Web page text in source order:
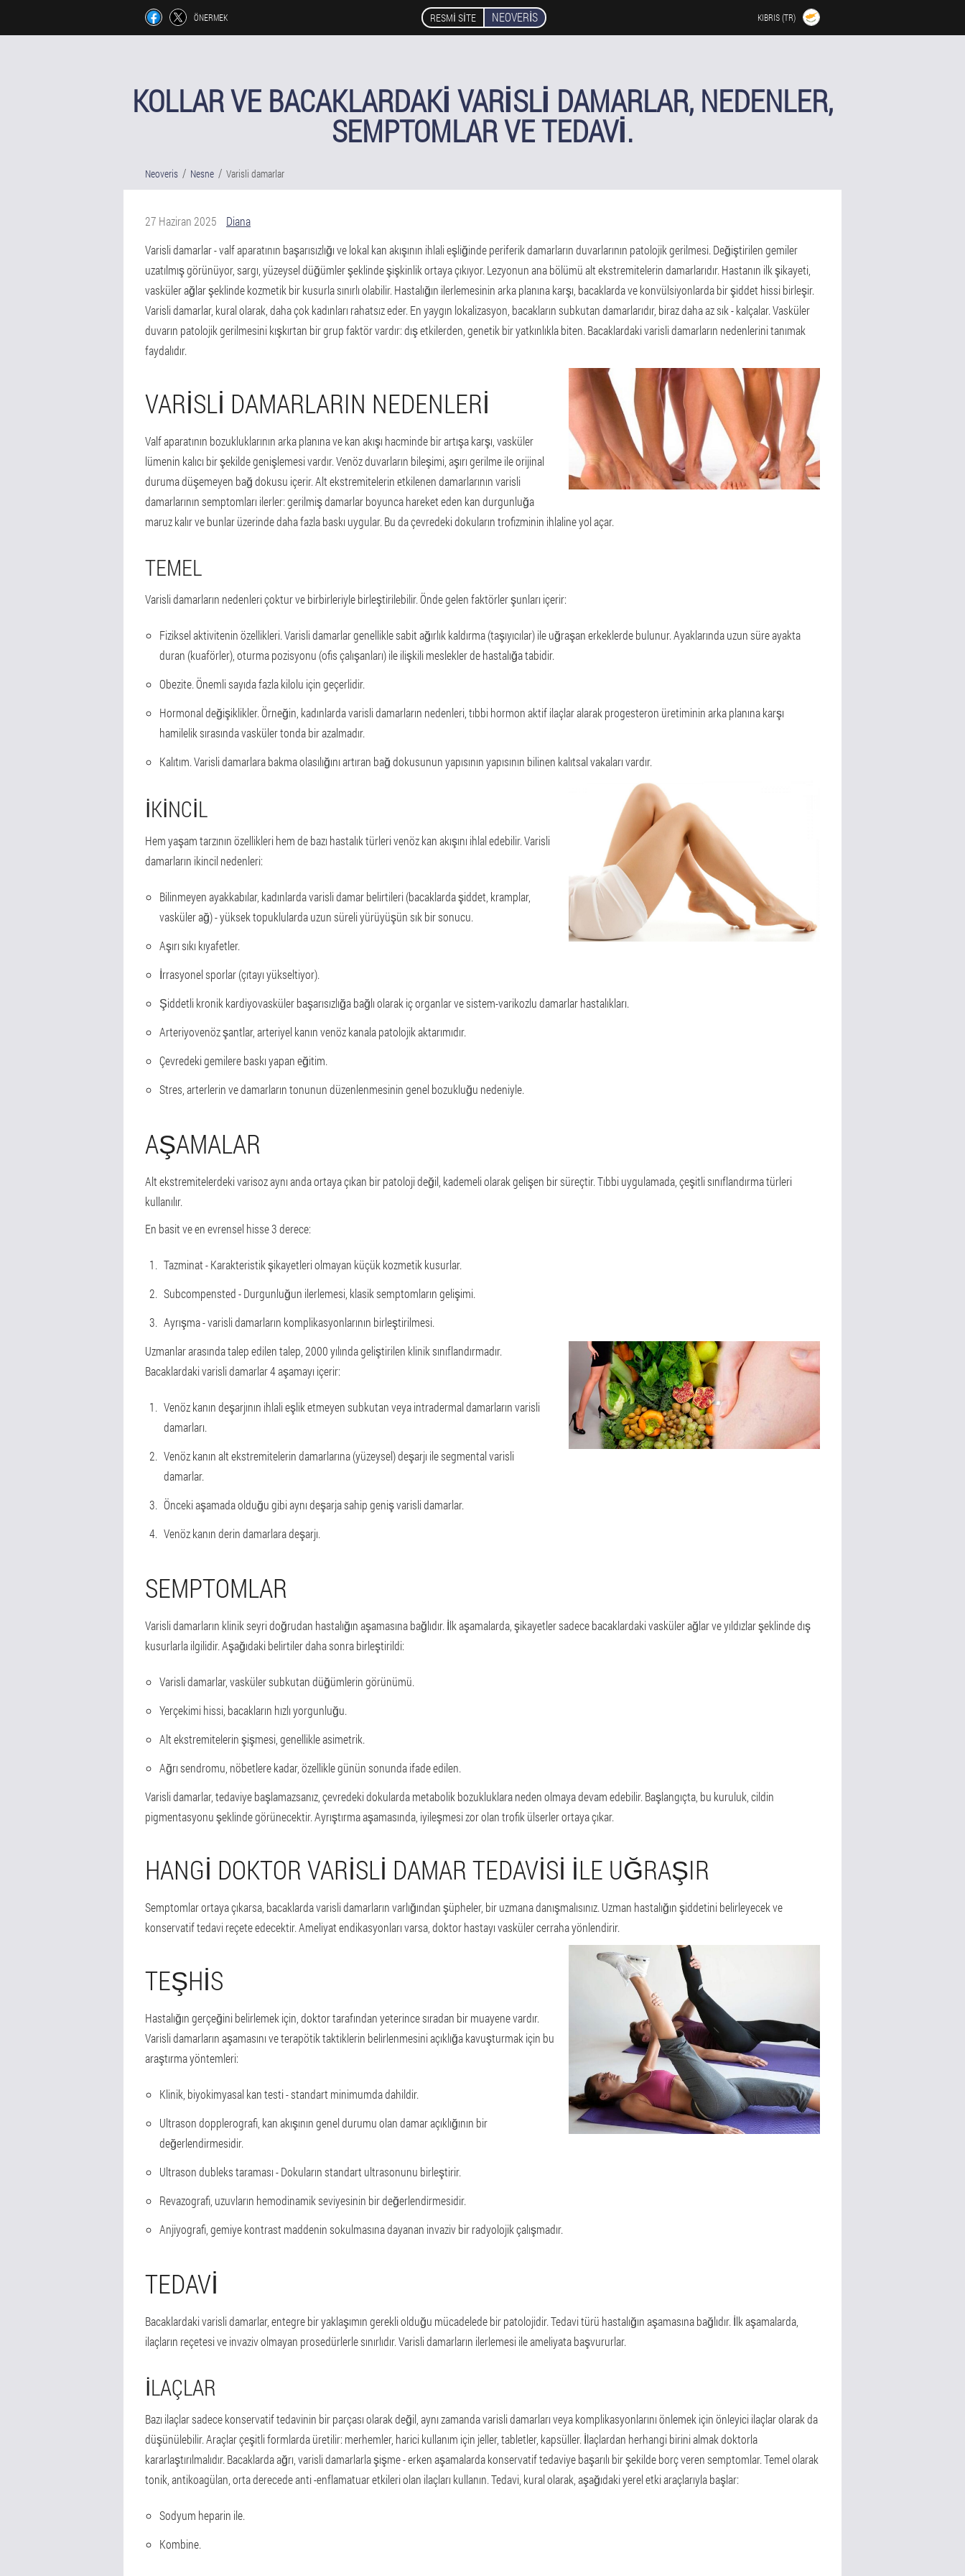
ÖNERMEK RESMI SITE NEOVERIS KIBRIS (TR)
KOLLAR VE BACAKLARDAKI VARISLI DAMARLAR, NEDENLER,
SEMPTOMLAR VE TEDAVI.
Neoveris Nesne Varisli damarlar
27 Haziran 2025
Diana
Varisli damarlar - valf aparatının başarısızlığı ve lokal kan akışının ihlali eşliğinde periferik damarların duvarlarının patolojik gerilmesi. Değiştirilen gemiler
uzatılmış görünüyor, sargı, yüzeysel düğümler şeklinde şişkinlik ortaya çıkıyor. Lezyonun ana bölümü alt ekstremitelerin damarlarıdır. Hastanın ilk şikayeti,
vasküler ağlar şeklinde kozmetik bir kusurla sınırlı olabilir. Hastalığın ilerlemesinin arka planına karşı, bacaklarda ve konvülsiyonlarda bir şiddet hissi birleşir.
Varisli damarlar, kural olarak, daha çok kadınları rahatsız eder. En yaygın lokalizasyon, bacakların subkutan damarlarıdır, biraz daha az sık - kalçalar. Vasküler
duvarın patolojik gerilmesini kışkırtan bir grup faktör vardır: dış etkilerden, genetik bir yatkınlıkla biten. Bacaklardaki varisli damarların nedenlerini tanımak
faydalıdır.
VARISLI DAMARLARIN NEDENLERI
Valf aparatının bozukluklarının arka planına ve kan akışı hacminde bir artışa karşı, vasküler
lümenin kalıcı bir şekilde genişlemesi vardır. Venöz duvarların bileşimi, aşırı gerilme ile orijinal
duruma düşemeyen bağ dokusu içerir. Alt ekstremitelerin etkilenen damarlarının varisli
damarlarının semptomları ilerler: gerilmiş damarlar boyunca hareket eden kan durgunluğa
maruz kalır ve bunlar üzerinde daha fazla baskı uygular. Bu da çevredeki dokuların trofizminin ihlaline yol açar.
TEMEL
Varisli damarların nedenleri çoktur ve birbirleriyle birleştirilebilir. Önde gelen faktörler şunları içerir:
Fiziksel aktivitenin özellikleri. Varisli damarlar genellikle sabit ağırlık kaldırma (taşıyıcılar) ile uğraşan erkeklerde bulunur. Ayaklarında uzun süre ayakta
duran (kuaförler), oturma pozisyonu (ofis çalışanları) ile ilişkili meslekler de hastalığa tabidir.
Obezite. Önemli sayıda fazla kilolu için geçerlidir.
Hormonal değişiklikler. Örneğin, kadınlarda varisli damarların nedenleri, tıbbi hormon aktif ilaçlar alarak progesteron üretiminin arka planına karşı
hamilelik sırasında vasküler tonda bir azalmadır.
Kalıtım. Varisli damarlara bakma olasılığını artıran bağ dokusunun yapısının yapısının bilinen kalıtsal vakaları vardır.
İKINCIL
Hem yaşam tarzının özellikleri hem de bazı hastalık türleri venöz kan akışını ihlal edebilir. Varisli
damarların ikincil nedenleri:
Bilinmeyen ayakkabılar, kadınlarda varisli damar belirtileri (bacaklarda şiddet, kramplar,
vasküler ağ) - yüksek topuklularda uzun süreli yürüyüşün sık bir sonucu.
Aşırı sıkı kıyafetler.
İrrasyonel sporlar (çıtayı yükseltiyor).
Şiddetli kronik kardiyovasküler başarısızlığa bağlı olarak iç organlar ve sistem-varikozlu damarlar hastalıkları.
Arteriyovenöz şantlar, arteriyel kanın venöz kanala patolojik aktarımıdır.
Çevredeki gemilere baskı yapan eğitim.
Stres, arterlerin ve damarların tonunun düzenlenmesinin genel bozukluğu nedeniyle.
AŞAMALAR
Alt ekstremitelerdeki varisoz aynı anda ortaya çıkan bir patoloji değil, kademeli olarak gelişen bir süreçtir. Tıbbi uygulamada, çeşitli sınıflandırma türleri
kullanılır.
En basit ve en evrensel hisse 3 derece:
Tazminat - Karakteristik şikayetleri olmayan küçük kozmetik kusurlar.
Subcompensted - Durgunluğun ilerlemesi, klasik semptomların gelişimi.
Ayrışma - varisli damarların komplikasyonlarının birleştirilmesi.
Uzmanlar arasında talep edilen talep, 2000 yılında geliştirilen klinik sınıflandırmadır.
Bacaklardaki varisli damarlar 4 aşamayı içerir:
Venöz kanın deşarjının ihlali eşlik etmeyen subkutan veya intradermal damarların varisli
damarları.
Venöz kanın alt ekstremitelerin damarlarına (yüzeysel) deşarjı ile segmental varisli
damarlar.
Önceki aşamada olduğu gibi aynı deşarja sahip geniş varisli damarlar.
Venöz kanın derin damarlara deşarjı.
SEMPTOMLAR
Varisli damarların klinik seyri doğrudan hastalığın aşamasına bağlıdır. İlk aşamalarda, şikayetler sadece bacaklardaki vasküler ağlar ve yıldızlar şeklinde dış
kusurlarla ilgilidir. Aşağıdaki belirtiler daha sonra birleştirildi:
Varisli damarlar, vasküler subkutan düğümlerin görünümü.
Yerçekimi hissi, bacakların hızlı yorgunluğu.
Alt ekstremitelerin şişmesi, genellikle asimetrik.
Ağrı sendromu, nöbetlere kadar, özellikle günün sonunda ifade edilen.
Varisli damarlar, tedaviye başlamazsanız, çevredeki dokularda metabolik bozukluklara neden olmaya devam edebilir. Başlangıçta, bu kuruluk, cildin
pigmentasyonu şeklinde görünecektir. Ayrıştırma aşamasında, iyileşmesi zor olan trofik ülserler ortaya çıkar.
HANGI DOKTOR VARISLI DAMAR TEDAVISI ILE UĞRAŞIR
Semptomlar ortaya çıkarsa, bacaklarda varisli damarların varlığından şüpheler, bir uzmana danışmalısınız. Uzman hastalığın şiddetini belirleyecek ve
konservatif tedavi reçete edecektir. Ameliyat endikasyonları varsa, doktor hastayı vasküler cerraha yönlendirir.
TEŞHIS
Hastalığın gerçeğini belirlemek için, doktor tarafından yeterince sıradan bir muayene vardır.
Varisli damarların aşamasını ve terapötik taktiklerin belirlenmesini açıklığa kavuşturmak için bu
araştırma yöntemleri:
Klinik, biyokimyasal kan testi - standart minimumda dahildir.
Ultrason dopplerografi, kan akışının genel durumu olan damar açıklığının bir
değerlendirmesidir.
Ultrason dubleks taraması - Dokuların standart ultrasonunu birleştirir.
Revazografi, uzuvların hemodinamik seviyesinin bir değerlendirmesidir.
Anjiyografi, gemiye kontrast maddenin sokulmasına dayanan invaziv bir radyolojik çalışmadır.
TEDAVI
Bacaklardaki varisli damarlar, entegre bir yaklaşımın gerekli olduğu mücadelede bir patolojidir. Tedavi türü hastalığın aşamasına bağlıdır. İlk aşamalarda,
ilaçların reçetesi ve invaziv olmayan prosedürlerle sınırlıdır. Varisli damarların ilerlemesi ile ameliyata başvururlar.
İLAÇLAR
Bazı ilaçlar sadece konservatif tedavinin bir parçası olarak değil, aynı zamanda varisli damarları veya komplikasyonlarını önlemek için önleyici ilaçlar olarak da
düşünülebilir. Araçlar çeşitli formlarda üretilir: merhemler, harici kullanım için jeller, tabletler, kapsüller. İlaçlardan herhangi birini almak doktorla
kararlaştırılmalıdır. Bacaklarda ağrı, varisli damarlarla şişme - erken aşamalarda konservatif tedaviye başarılı bir şekilde borç veren semptomlar. Temel olarak
tonik, antikoagülan, orta derecede anti -enflamatuar etkileri olan ilaçları kullanın. Tedavi, kural olarak, aşağıdaki yerel etki araçlarıyla başlar:
Sodyum heparin ile.
Kombine.